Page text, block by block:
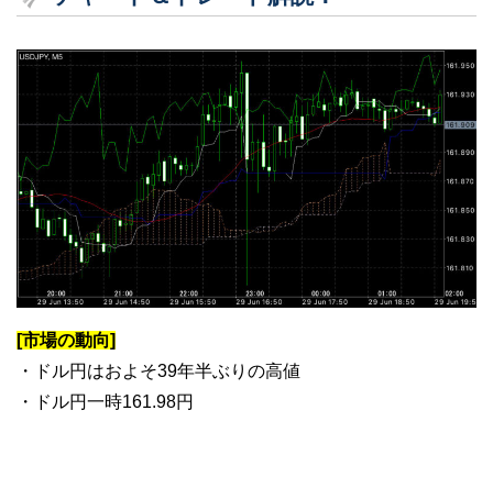
[市場の動向]
・ドル円はおよそ39年半ぶりの高値
・ドル円一時161.98円